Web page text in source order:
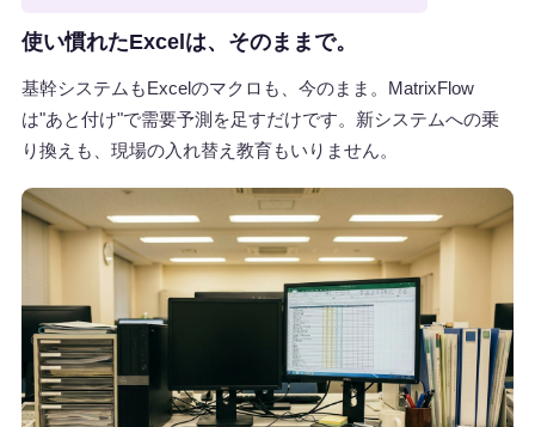
使い慣れたExcelは、そのままで。
基幹システムもExcelのマクロも、今のまま。MatrixFlow
は"あと付け"で需要予測を足すだけです。新システムへの乗
り換えも、現場の入れ替え教育もいりません。